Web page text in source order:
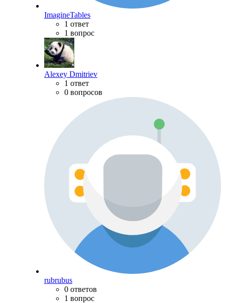
ImagineTables
1 ответ
1 вопрос
Alexey Dmitriev
1 ответ
0 вопросов
rubrubus
0 ответов
1 вопрос